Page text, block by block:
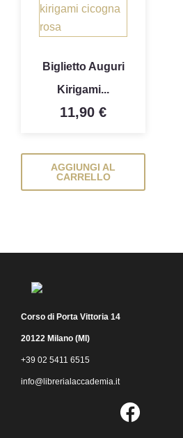
Biglietto Auguri
Kirigami...
11,90 €
AGGIUNGI AL
CARRELLO
Corso di Porta Vittoria 14
20122 Milano (MI)
+39 02 5411 6515
info@librerialaccademia.it